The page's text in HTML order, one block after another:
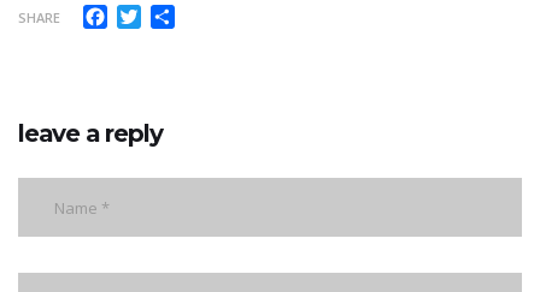
SHARE Facebook
Twitter
leave a reply